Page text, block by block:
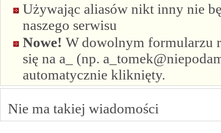
Używając aliasów nikt inny nie
naszego serwisu
Nowe! W dowolnym formularzu
się na a_ (np.
automatycznie kliknięty.
Nie ma takiej wiadomości